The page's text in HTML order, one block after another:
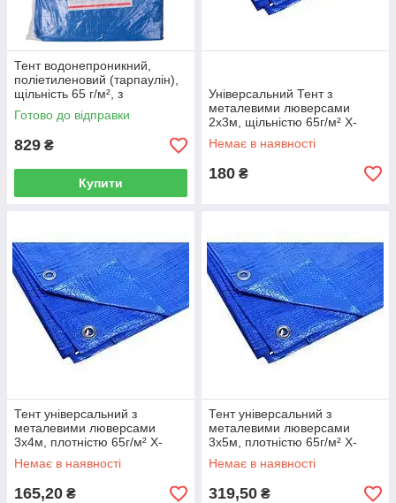
Тент водонепроникний,
поліетиленовий (тарпаулін),
щільність 65 г/м², з
люверсами, 6*8 м
INTERTOOL AB-0608
Готово до відправки
829 ₴
Купити
Універсальний Тент з
металевими люверсами
2х3м, щільністю 65г/м² X-
TREME 77571
Немає в наявності
180 ₴
Тент універсальний з
металевими люверсами
3х4м, плотністю 65г/м² X-
TREME 70303
Немає в наявності
165,20 ₴
Тент універсальний з
металевими люверсами
3х5м, плотністю 65г/м² X-
TREME 67250
Немає в наявності
319,50 ₴